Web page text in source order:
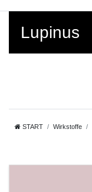
Lupinus
START Wirkstoffe